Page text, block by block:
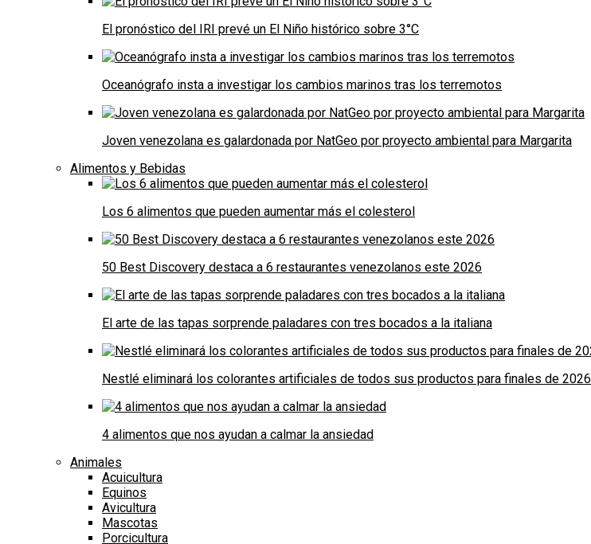
El pronóstico del IRI prevé un El Niño histórico sobre 3°C
Oceanógrafo insta a investigar los cambios marinos tras los terremotos
Joven venezolana es galardonada por NatGeo por proyecto ambiental para Margarita
Alimentos y Bebidas
Los 6 alimentos que pueden aumentar más el colesterol
50 Best Discovery destaca a 6 restaurantes venezolanos este 2026
El arte de las tapas sorprende paladares con tres bocados a la italiana
Nestlé eliminará los colorantes artificiales de todos sus productos para finales de 2026
4 alimentos que nos ayudan a calmar la ansiedad
Animales
Acuicultura
Equinos
Avicultura
Mascotas
Porcicultura